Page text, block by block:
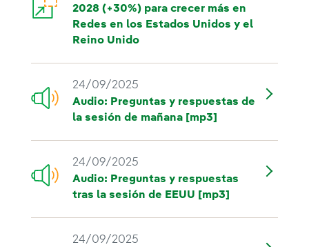
2028 (+30%) para crecer más en
Redes en los Estados Unidos y el
Reino Unido
24/09/2025
Audio: Preguntas y respuestas de
la sesión de mañana [mp3]
24/09/2025
Audio: Preguntas y respuestas
tras la sesión de EEUU [mp3]
24/09/2025